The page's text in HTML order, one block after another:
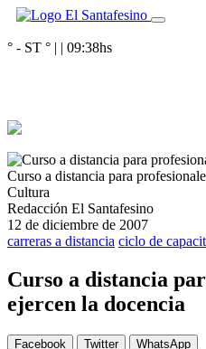
° - ST ° | | 09:38hs
Curso a distancia para
Cultura
Redacción El Santafesino
12 de diciembre de 2007
carreras a distancia ciclo de
Curso a distancia
ejercen la docencia
Facebook Twitter WhatsApp